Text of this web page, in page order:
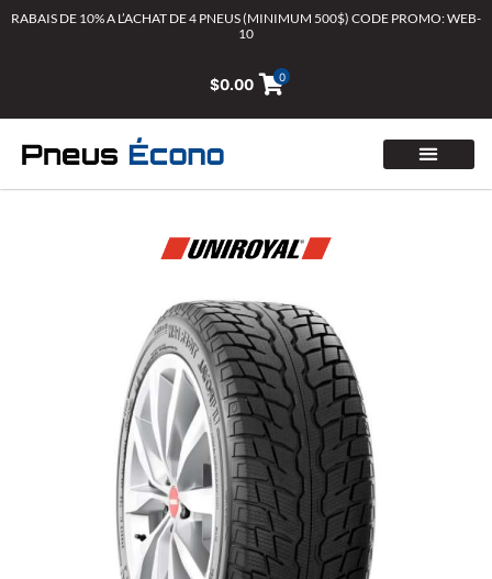
AllerRABAIS DE 10% A L’ACHAT DE 4 PNEUS (MINIMUM 500$) CODE PROMO: WEB-
10
$0.00 0